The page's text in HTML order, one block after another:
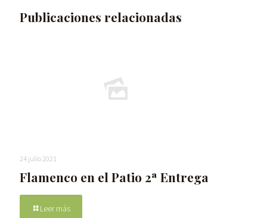
Publicaciones relacionadas
24 julio 2021
Flamenco en el Patio 2ª Entrega
Leer más